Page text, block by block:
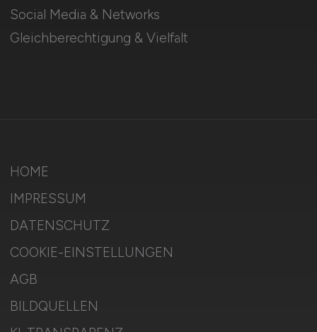
Social Media & Networks
Gleichberechtigung & Vielfalt
HOME
IMPRESSUM
DATENSCHUTZ
COOKIE-EINSTELLUNGEN
AGB
BILDQUELLEN